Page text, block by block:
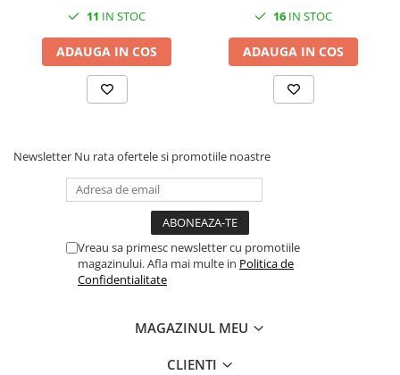
11 IN STOC
ADAUGA IN COS
16 IN STOC
ADAUGA IN COS
Newsletter Nu rata ofertele si promotiile noastre
Vreau sa primesc newsletter cu promotiile
magazinului. Afla mai multe in Politica de
Confidentialitate
MAGAZINUL MEU
CLIENTI